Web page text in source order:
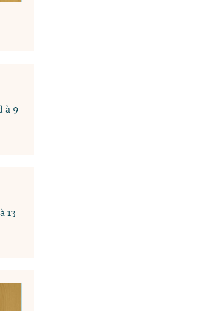
à 9
13